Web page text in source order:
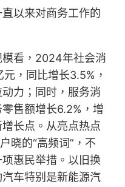
以来对商务工作的
看，2024年社会消
，同比增长3.5%，
力；同时，服务消
售额增长6.2%，增
长点。从亮点热点
晓的“高频词”，不
惠民举措。以旧换
车特别是新能源汽